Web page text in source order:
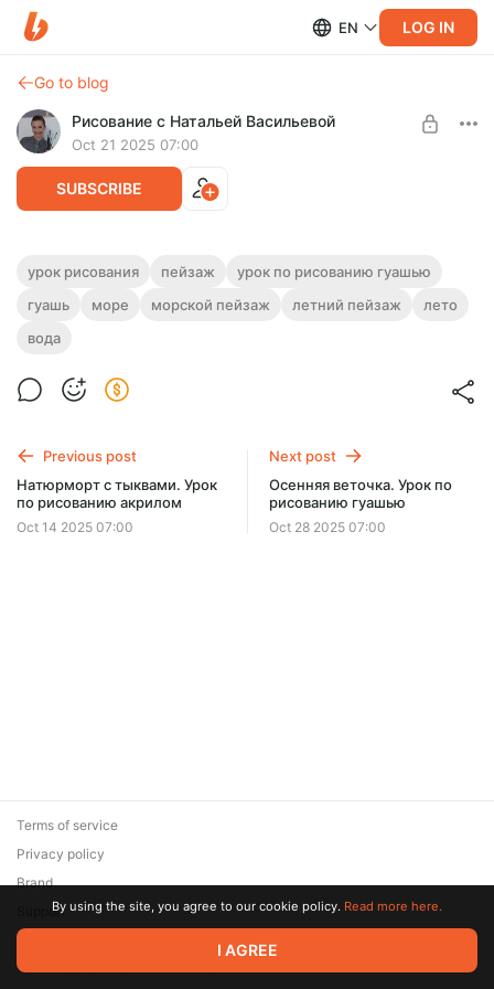
EN LOG IN
Go to blog
Рисование с Натальей Васильевой
Oct 21 2025 07:00
SUBSCRIBE
Вид на море с вершины горы. Урок по
рисованию гуашью
Пошаговый урок по рисованию морского пейзажа гуашью.
Level required:
урок рисования пейзаж
урок по рисованию гуашью
гуашь
море морской пейзаж летний пейзаж
лето
вода
Previous post
Натюрморт с тыквами. Урок
по рисованию акрилом
Oct 14 2025 07:00
Next post
Осенняя веточка. Урок по
рисованию гуашью
Oct 28 2025 07:00
© 2026 Zaya Solutions Limited. All rights reserved. All trademarks
are the property of their respective owners.
Terms of service
Privacy policy
Brand
SupportBy using the site, you agree to our cookie policy. Read more here.
I AGREE